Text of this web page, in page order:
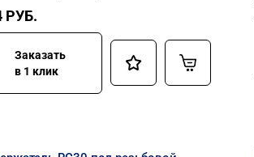
РУБ.
Заказать
в 1 клик